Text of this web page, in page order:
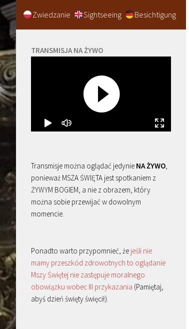
Zwiedzanie Sightseeing Besichtigung
TRANSMISJA NA ŻYWO
Transmisje można oglądać jedynie NA ŻYWO,
ponieważ MSZA ŚWIĘTA jest spotkaniem z
ŻYWYM BOGIEM, a nie z obrazem, który
można sobie przewijać w dowolnym
momencie.
Ponadto warto przypomnieć, że jeśli nie
mamy przeszkód zdrowotnych to oglądanie
Mszy Świętej nie zastępuje moralnego
obowiązku wobec III przykazania (Pamiętaj,
abyś dzień święty święcił).